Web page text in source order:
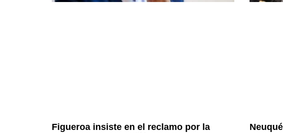
Figueroa insiste en el reclamo por la